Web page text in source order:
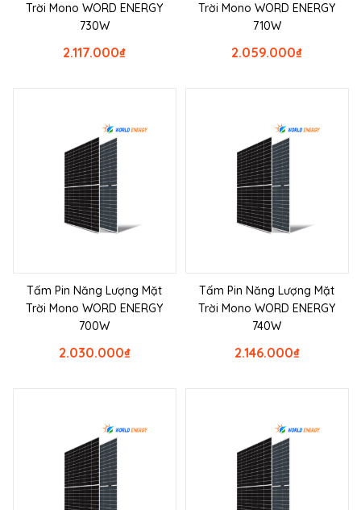
Trời Mono WORD ENERGY
730W
₫
2.117.000
Trời Mono WORD ENERGY
710W
₫
2.059.000
Tấm Pin Năng Lượng Mặt
Trời Mono WORD ENERGY
700W
₫
2.030.000
Tấm Pin Năng Lượng Mặt
Trời Mono WORD ENERGY
740W
₫
2.146.000